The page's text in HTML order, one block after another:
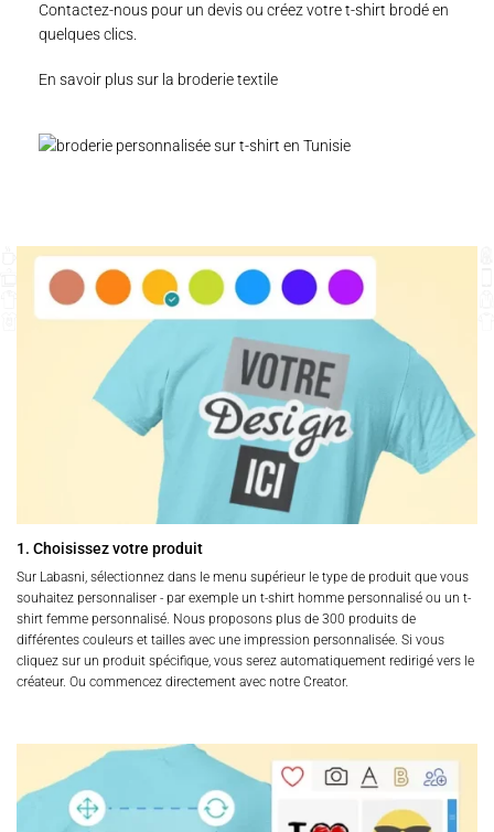
Contactez-nous pour un devis ou créez votre t-shirt brodéen
quelques clics.
En savoir plus sur la broderie textile
1. Choisissez votre produit
Sur Labasni, sélectionnez dans le menu supérieur le type de produit que vous
souhaitez personnaliser - par exemple un t-shirt homme personnalisé ou un t-
shirt femme personnalisé. Nous proposons plus de 300 produits de
différentes couleurs et tailles avec une impression personnalisée. Si vous
cliquez sur un produit spécifique, vous serez automatiquement redirigé vers le
créateur. Ou commencez directement avec notre Creator.